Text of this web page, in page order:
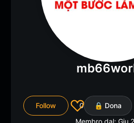
Follow 0 🔒 Dona
Membro dal: Giu